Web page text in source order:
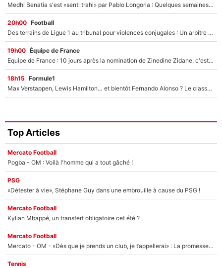
Medhi Benatia s'est «senti trahi» par Pablo Longoria : Quelques semaines après son départ, l'ancien directeur de football de l'OM règle ses comptes
20h00 Football
Des terrains de Ligue 1 au tribunal pour violences conjugales : Un arbitre français encourt une peine de 18 mois de prison !
19h00 Équipe de France
Equipe de France : 10 jours après la nomination de Zinedine Zidane, c'est au tour de son fils de prendre un nouveau départ !
18h15 Formule1
Max Verstappen, Lewis Hamilton… et bientôt Fernando Alonso ? Le classement des pilotes les mieux payés en Formule 1 risque de changer !
Top Articles
Mercato Football
Pogba - OM : Voilà l'homme qui a tout gâché !
PSG
«Détester à vie», Stéphane Guy dans une embrouille à cause du PSG !
Mercato Football
Kylian Mbappé, un transfert obligatoire cet été ?
Mercato Football
Mercato - OM - «Dès que je prends un club, je t’appellerai» : La promesse de Marcelino au moment de claquer la porte
Tennis